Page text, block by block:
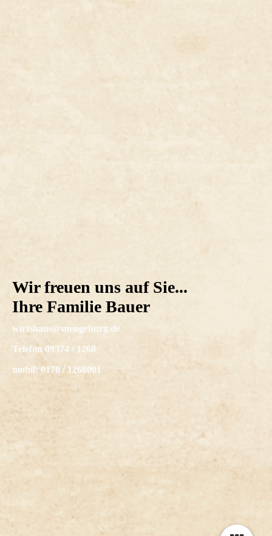
Wir freuen uns auf Sie...
Ihre Familie Bauer
wirtshaus@mengeburg.de
Telefon 09374 / 1268
mobil: 0170 / 1268001